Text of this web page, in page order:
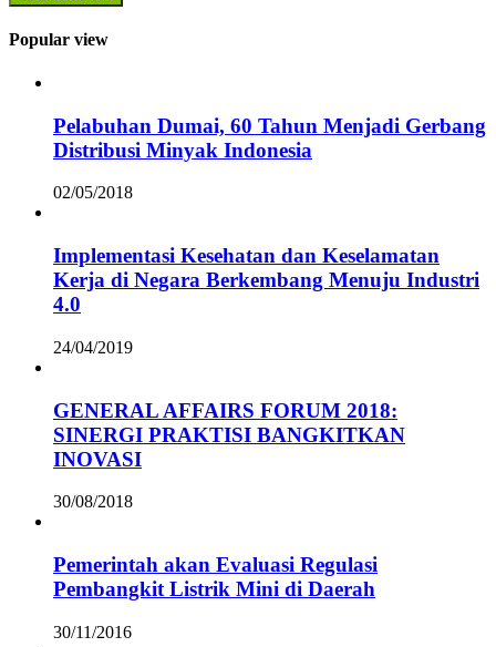
Popular view
Pelabuhan Dumai, 60 Tahun Menjadi Gerbang
Distribusi Minyak Indonesia
02/05/2018
Implementasi Kesehatan dan Keselamatan
Kerja di Negara Berkembang Menuju Industri
4.0
24/04/2019
GENERAL AFFAIRS FORUM 2018:
SINERGI PRAKTISI BANGKITKAN
INOVASI
30/08/2018
Pemerintah akan Evaluasi Regulasi
Pembangkit Listrik Mini di Daerah
30/11/2016